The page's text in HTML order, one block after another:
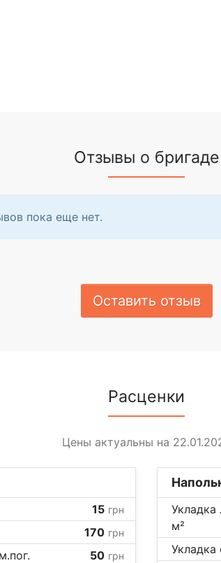
Отзывы о бригаде
пока еще нет.
Оставить отзыв
Расценки
Цены актуальны на
15 грн
170 грн
50 грн
Укладка
м²
Укладка